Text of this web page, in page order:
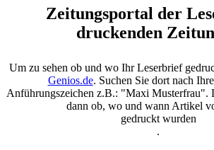
Zeitungsportal der
druckenden
Um zu sehen ob und wo Ihr Leserbrief
Genios.de. Suchen Sie dort nach
Anführungszeichen z.B.: "Maxi Musterfrau".
dann ob, wo und wann Artikel
gedruckt wurden
.